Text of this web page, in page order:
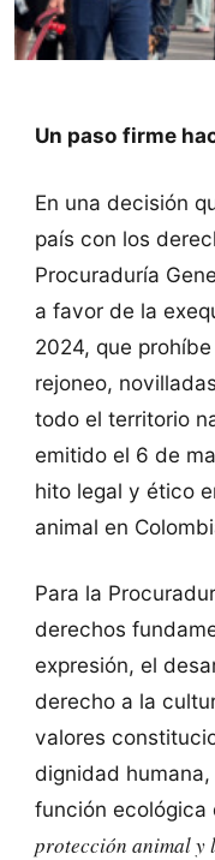
Un paso firme
En una decisión
país con los
Procuraduría
a favor de la
2024, que
rejoneo,
todo el territorio
emitido el 6 de
hito legal y ético
animal en
Para la
derechos
expresión, el
derecho a la
valores
dignidad
función ecológica
protección animal y